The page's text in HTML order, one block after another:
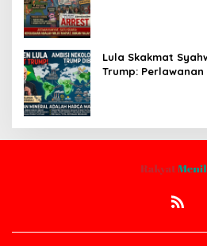
Lula Skakmat
Trump: